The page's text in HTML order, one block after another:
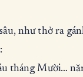
như thở ra
tháng Mười…